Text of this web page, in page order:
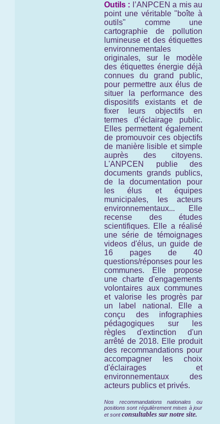
Outils :
l’ANPCEN a mis au
point une véritable "boîte à
outils" comme une
cartographie de pollution
lumineuse et des étiquettes
environnementales
originales, sur le modèle
des étiquettes énergie déjà
connues du grand public,
pour permettre aux élus de
situer la performance des
dispositifs existants et de
fixer leurs objectifs en
termes d’éclairage public.
Elles permettent également
de promouvoir ces objectifs
de manière lisible et simple
auprès des citoyens.
L'ANPCEN publie des
documents grands publics,
de la documentation pour
les élus et équipes
municipales, les acteurs
environnementaux... Elle
recense des études
scientifiques. Elle a réalisé
une série de témoignages
videos d'élus, un guide de
16 pages de 40
questions/réponses pour les
communes. Elle propose
une charte d'engagements
volontaires aux communes
et valorise les progrès par
un label national. Elle a
conçu des infographies
pédagogiques sur les
règles d'extinction d'un
arrêté de 2018. Elle produit
des recommandations pour
accompagner les choix
d'éclairages et
environnementaux des
acteurs publics et privés.
Nos recommandations nationales ou
positions sont régulièrement mises à jour
et sontconsultables sur notre site.